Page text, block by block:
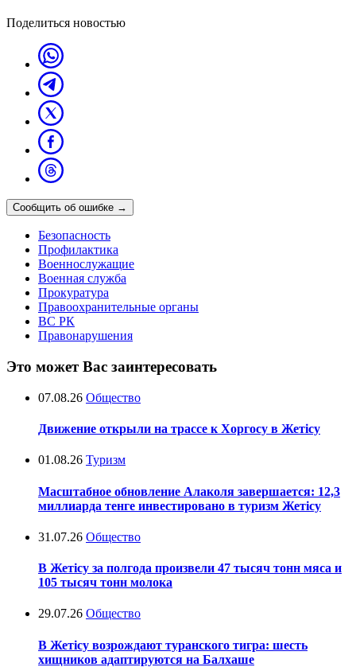
Поделиться новостью
Сообщить об ошибке →
Безопасность
Профилактика
Военнослужащие
Военная служба
Прокуратура
Правоохранительные органы
ВС РК
Правонарушения
Это может Вас заинтересовать
07.08.26 Общество
Движение открыли на трассе к Хоргосу в Жетісу
01.08.26 Туризм
Масштабное обновление Алаколя завершается: 12,3
миллиарда тенге инвестировано в туризм Жетісу
31.07.26 Общество
В Жетісу за полгода произвели 47 тысяч тонн мяса и
105 тысяч тонн молока
29.07.26 Общество
В Жетісу возрождают туранского тигра: шесть
хищников адаптируются на Балхаше